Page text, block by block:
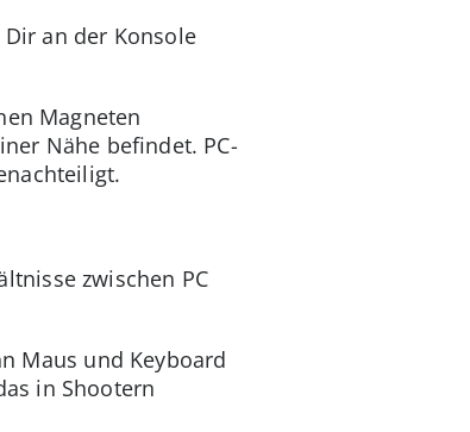
an der Konsole
Magneten
Nähe befindet. PC-
zwischen PC
Maus und Keyboard
in Shootern